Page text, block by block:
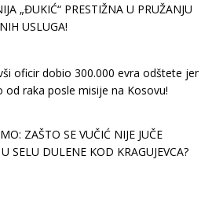
„ĐUKIĆ“ PRESTIŽNA U PRUŽANJU
USLUGA!
oficir dobio 300.000 evra odštete jer
od raka posle misije na Kosovu!
ZAŠTO SE VUČIĆ NIJE JUČE
SELU DULENE KOD KRAGUJEVCA?